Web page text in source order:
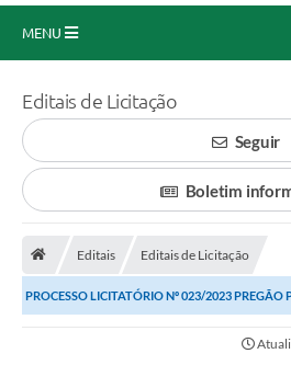
MENU
O Município
A Prefeitura
Portal da Transparência
Secretarias
Mais
Editais de Licitação
Seguir
Boletim
Editais Editais de Licitação
PROCESSO LICITATÓRIO Nº 023/2023 PREGÃO